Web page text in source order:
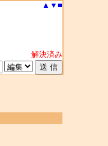
▲ ▼ ■
解決済み